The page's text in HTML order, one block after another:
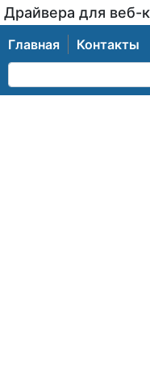
Драйвера для веб-
Главная Контакты